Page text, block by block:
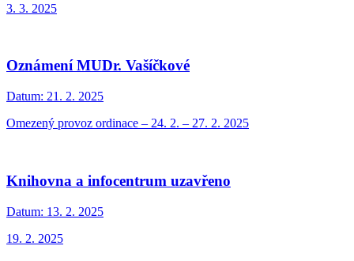
3. 3. 2025
Oznámení MUDr. Vašíčkové
Datum: 21. 2. 2025
Omezený provoz ordinace – 24. 2. – 27. 2. 2025
Knihovna a infocentrum uzavřeno
Datum: 13. 2. 2025
19. 2. 2025